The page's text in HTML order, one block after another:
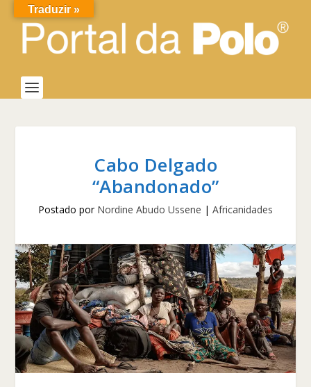
Cabo Delgado
“Abandonado”
Postado por Nordine Abudo Ussene | Africanidades
Traduzir »